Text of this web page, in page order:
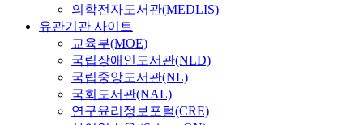
의학전자도서관(MEDLIS)
유관기관 사이트
교육부(MOE)
국립장애인도서관(NLD)
국립중앙도서관(NL)
국회도서관(NAL)
연구윤리정보포털(CRE)